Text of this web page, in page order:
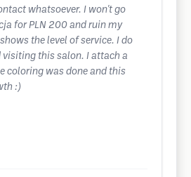
whatsoever. I won't go
for PLN 200 and ruin my
the level of service. I do
visiting this salon. I attach a
coloring was done and this
:)